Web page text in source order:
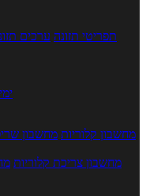
תפריטי תזונה ערכים
5
מחשבון קלוריות מחשבון
מחשבון צריכת קלוריות